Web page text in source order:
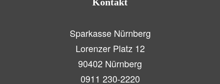
Sparkasse Nürnberg
Lorenzer Platz 12
90402 Nürnberg
0911 230-2220